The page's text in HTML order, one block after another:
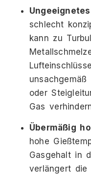
schlecht
kann zu
oder
Gas
Übermäßig
hohe
Gasgehalt in
verlängert die